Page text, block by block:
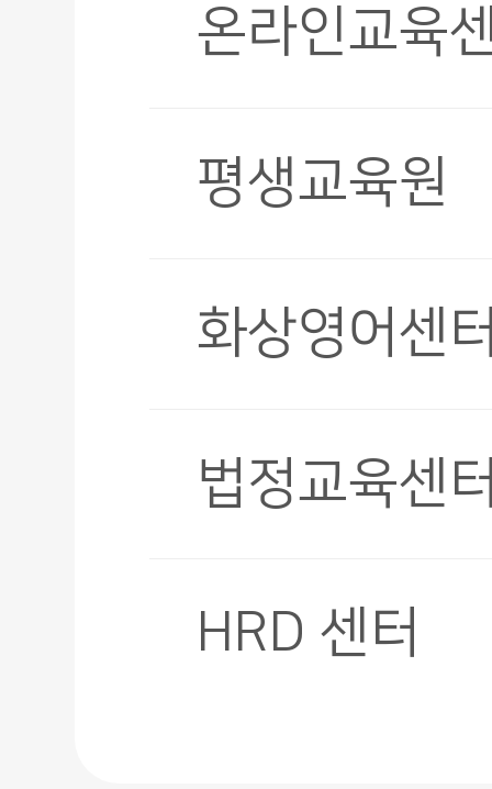
온라인교육
평생교육원
화상영어센
법정교육센
HRD 센터